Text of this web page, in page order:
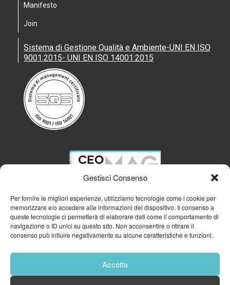
Gestisci Consenso
Per fornire le migliori esperienze, utilizziamo tecnologie come i cookie per
memorizzare e/o accedere alle informazioni del dispositivo. Il consenso a
queste tecnologie ci permetterà di elaborare dati come il comportamento di
navigazione o ID unici su questo sito. Non acconsentire o ritirare il
consenso può influire negativamente su alcune caratteristiche e funzioni.
Accetta
Manifesto
Join
Sistema di Gestione Qualità e Ambiente-UNI EN ISO
9001:2015- UNI EN ISO 14001:2015